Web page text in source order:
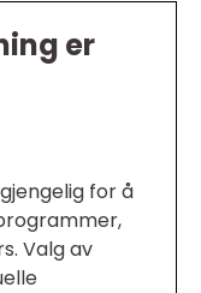
er
for å
Valg av